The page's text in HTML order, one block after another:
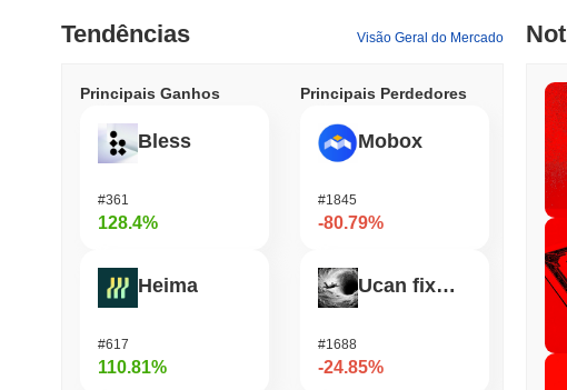
Tendências Visão Geral do Mercado
Principais Ganhos
Bless
#361
128.4%
Heima
#617
110.81%
Principais Perdedores
Mobox
#1845
-80.79%
Ucan fix life in1day
#1688
-24.85%